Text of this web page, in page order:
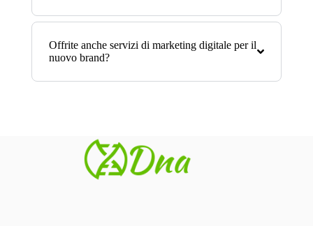
Offrite anche servizi di marketing digitale per il
nuovo brand?